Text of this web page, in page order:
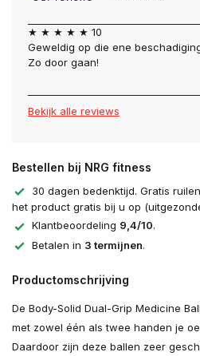
★ ★ ★ ★ ★ 10
Geweldig op die ene
Zo door gaan!
Bekijk alle reviews
Bestellen bij NRG fitness
30 dagen bedenktijd. Gratis
het product gratis bij u op
Klantbeoordeling 9,4/10.
Betalen in 3 termijnen.
Productomschrijving
De Body-Solid Dual-Grip Medicine
met zowel één als twee handen je
Daardoor zijn deze ballen zeer